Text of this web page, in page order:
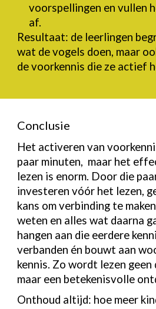
voorspellingen en vullen
af.
Resultaat: de leerlingen
wat de vogels doen, maar
de voorkennis die ze actief
Conclusie
Het activeren van
paar minuten, maar het
lezen is enorm. Door die
investeren vóór het lezen,
kans om verbinding te
weten en alles wat daarna
hangen aan die eerdere
verbanden én bouwt aan
kennis. Zo wordt lezen
maar een betekenisvolle
Onthoud altijd: hoe meer